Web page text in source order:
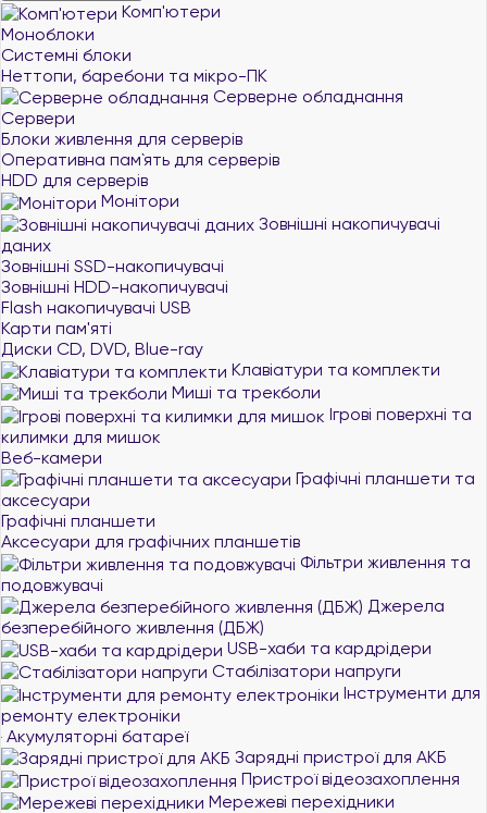
Комп'ютери
Моноблоки
Системні блоки
Неттопи, баребони та мікро-ПК
Серверне обладнання
Сервери
Блоки живлення для серверів
Оперативна пам`ять для серверів
HDD для серверів
Монітори
Зовнішні накопичувачі
даних
Зовнішні SSD-накопичувачі
Зовнішні HDD-накопичувачі
Flash накопичувачі USB
Карти пам'яті
Диски CD, DVD, Blue-ray
Клавіатури та комплекти
Миші та трекболи
Ігрові поверхні та
килимки для мишок
Веб-камери
Графічні планшети та
аксесуари
Графічні планшети
Аксесуари для графічних планшетів
Фільтри живлення та
подовжувачі
Джерела
безперебійного живлення (ДБЖ)
USB-хаби та кардрідери
Стабілізатори напруги
Інструменти для
ремонту електроніки
Акумуляторні батареї
Зарядні пристрої для АКБ
Пристрої відеозахоплення
Мережеві перехідники